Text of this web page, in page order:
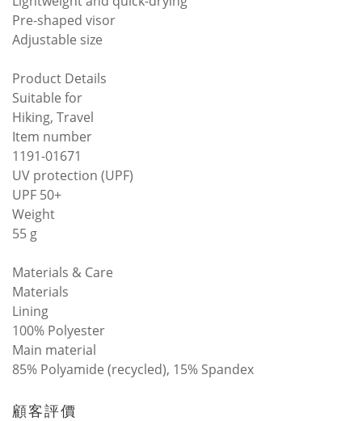
Pre-shaped visor
Adjustable size
Product Details
Suitable for
Hiking, Travel
Item number
1191-01671
UV protection (UPF)
UPF 50+
Weight
55 g
Materials & Care
Materials
Lining
100% Polyester
Main material
85% Polyamide (recycled), 15% Spandex
顧客評價